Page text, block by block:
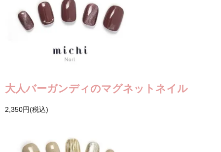
大人バーガンディのマグネットネイル
2,350円(税込)